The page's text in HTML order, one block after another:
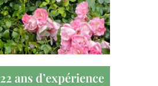
22 ans d’expérience